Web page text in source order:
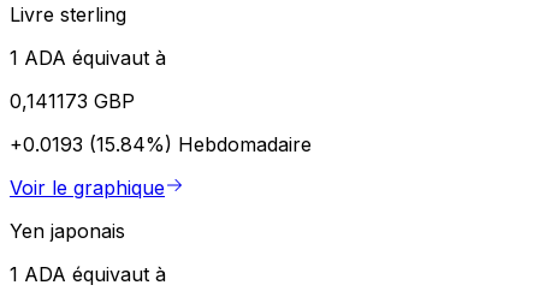
Livre sterling
1 ADA équivaut à
0,141173 GBP
+0.0193 (15.84%) Hebdomadaire
Voir le graphique
Yen japonais
1 ADA équivaut à